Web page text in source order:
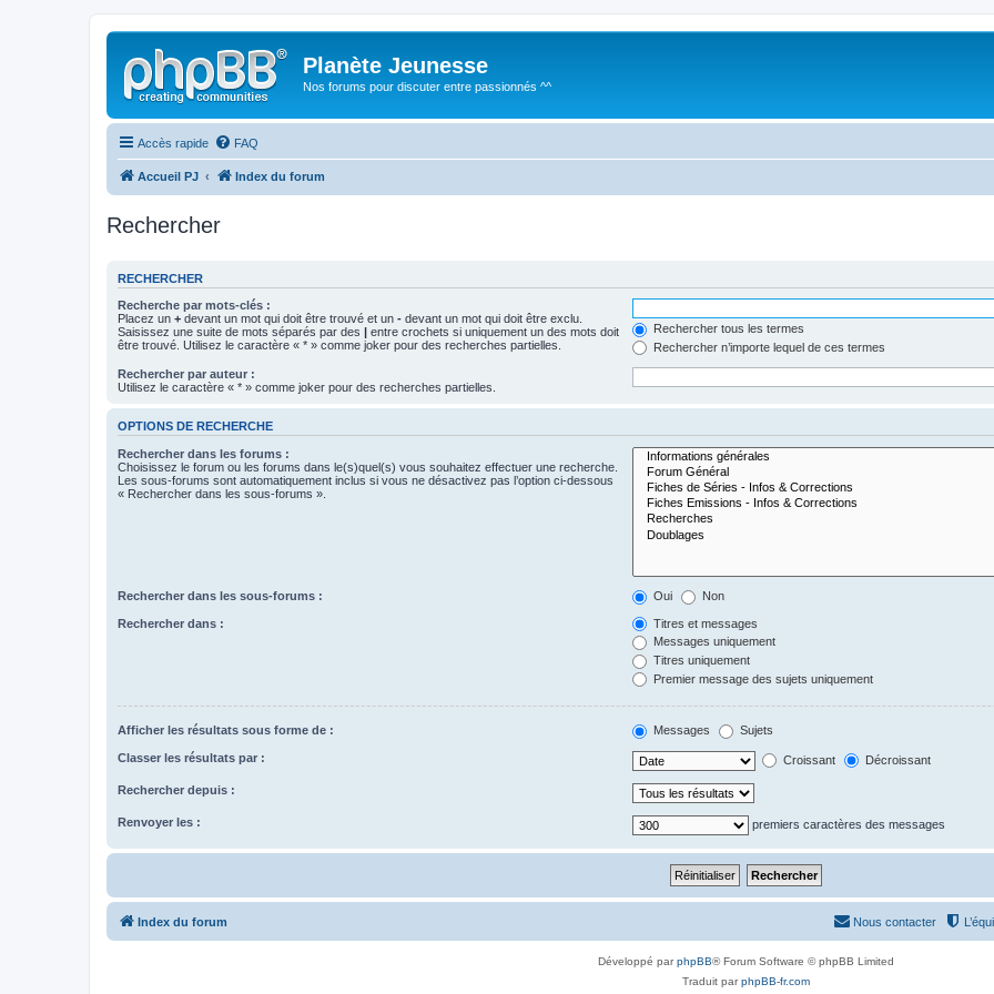
Planète Jeunesse
Nos forums pour discuter entre passionnés ^^
Accès rapide FAQ
Accueil PJ Index du forum
Rechercher
RECHERCHER
Recherche par mots-clés :
Placez un + devant un mot qui doit être trouvé et un - devant un mot qui doit être exclu.
Saisissez une suite de mots séparés par des | entre crochets si uniquement un des mots doit
être trouvé. Utilisez le caractère « * » comme joker pour des recherches partielles.
Rechercher tous les termes
Rechercher n’importe lequel de ces termes
Rechercher par auteur :
Utilisez le caractère « * » comme joker pour des recherches partielles.
OPTIONS DE RECHERCHE
Rechercher dans les forums :
Choisissez le forum ou les forums dans le(s)quel(s) vous souhaitez effectuer une recherche.
Les sous-forums sont automatiquement inclus si vous ne désactivez pas l’option ci-dessous
« Rechercher dans les sous-forums ».
Rechercher dans les sous-forums : Oui Non
Rechercher dans :
Titres et messages
Messages uniquement
Titres uniquement
Premier message des sujets uniquement
Afficher les résultats sous forme de : Messages Sujets
Classer les résultats par : Croissant Décroissant
Rechercher depuis :
Renvoyer les : premiers caractères des messages
Index du forum Nous contacter
Développé parphpBB® Forum Software © phpBB Limited
Traduit parphpBB-fr.com